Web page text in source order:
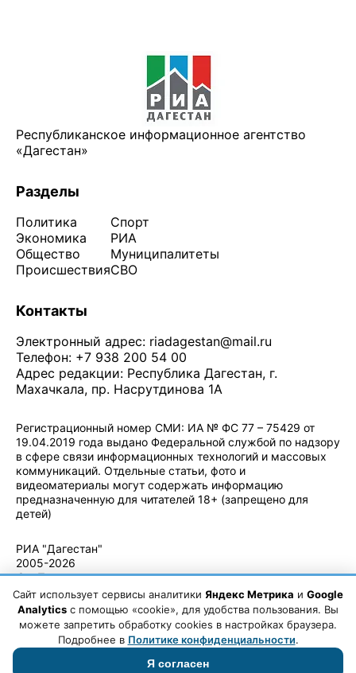
Республиканское информационное агентство
«Дагестан»
Разделы
Политика
Экономика
Общество
Происшествия
Спорт
РИА
Муниципалитеты
СВО
Контакты
Электронный адрес: riadagestan@mail.ru
Телефон: +7 938 200 54 00
Адрес редакции: Республика Дагестан, г.
Махачкала, пр. Насрутдинова 1А
Регистрационный номер СМИ: ИА № ФС 77 – 75429 от
19.04.2019 года выдано Федеральной службой по надзору
в сфере связи информационных технологий и массовых
коммуникаций. Отдельные статьи, фото и
видеоматериалы могут содержать информацию
предназначенную для читателей 18+ (запрещено для
детей)
РИА "Дагестан"
2005-2026
© - Правила
использования
материалов.
Авторские
Сайт использует сервисы аналитики Яндекс Метрика и Google
Analytics с помощью «cookie», для удобства пользования. Вы
можете запретить обработку cookies в настройках браузера.
Подробнее в Политике конфиденциальности.
Я согласен